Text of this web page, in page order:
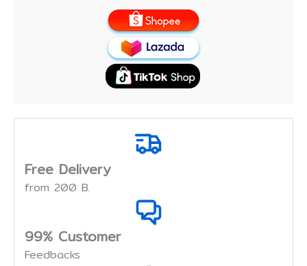
Free Delivery
from 200 B.
99% Customer
Feedbacks